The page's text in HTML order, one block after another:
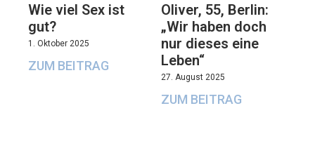
Wie viel Sex ist
gut?
1. Oktober 2025
ZUM BEITRAG
Oliver, 55, Berlin:
„Wir haben doch
nur dieses eine
Leben“
27. August 2025
ZUM BEITRAG